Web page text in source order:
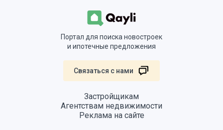
Портал для поиска новостроек
и ипотечные предложения
Связаться с нами
Застройщикам
Агентствам недвижимости
Реклама на сайте